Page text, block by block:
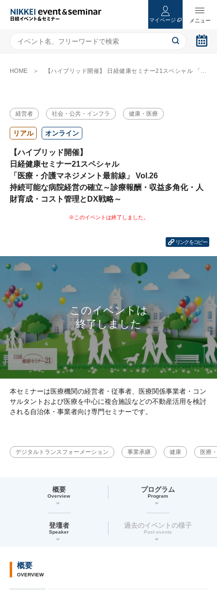
マイページ
HOME 【ハイブリッド開催】 日経健康セミナー21スペシャル 「医療・介護マネジメント最前線」 Vol.26 持続可能な病院経営の確立～診療報酬・収益多角化・人財育成・コスト管理とDX戦略～
経営者 社会・公共・インフラ 健康・医療
リアル オンライン
【ハイブリッド開催】
日経健康セミナー21スペシャル
「医療・介護マネジメント最前線」 Vol.26
持続可能な病院経営の確立～診療報酬・収益多角化・人
財育成・コスト管理とDX戦略～
リンクをコピー
本セミナーは医療機関の経営者・従事者、医療関係事業者・コン
サルタントおよび医療を中心に複合施設などの不動産活用を検討
される自治体・事業者向け専門セミナーです。
デジタルトランスフォーメーション 事業承継 健康 医療
概要
Overview
プログラム
Program
登壇者
Speaker
過去のイベントの様子
Past events
概要
OVERVIEW